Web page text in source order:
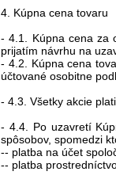
4. Kúpna cena tovaru
- 4.1. Kúpna cena za
prijatím návrhu na
- 4.2. Kúpna cena
účtované osobitne
- 4.3. Všetky akcie
- 4.4. Po uzavretí
spôsobov, spomedzi
-- platba na účet
-- platba